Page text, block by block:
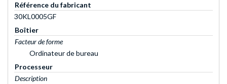
Référence du fabricant
30KL0005GF
Boîtier
Facteur de forme
Ordinateur de bureau
Processeur
Description